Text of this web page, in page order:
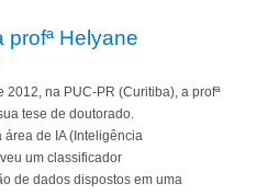
Helyane
na PUC-PR (Curitiba), a profª
tese de doutorado.
área de IA (Inteligência
um classificador
de dados dispostos em uma